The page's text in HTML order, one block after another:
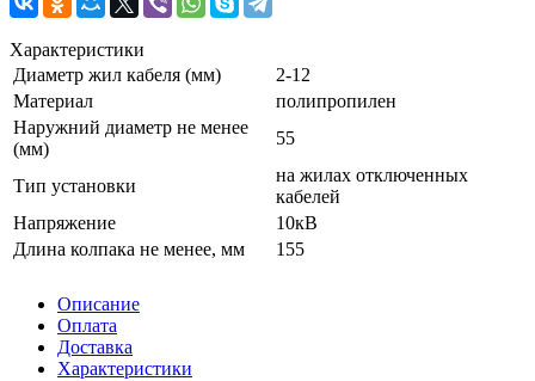
Характеристики
Диаметр жил кабеля (мм)
2-12
Материал
полипропилен
Наружний диаметр не менее
(мм)
55
Тип установки
на жилах отключенных
кабелей
Напряжение
10кВ
Длина колпака не менее, мм
155
Описание
Оплата
Доставка
Характеристики